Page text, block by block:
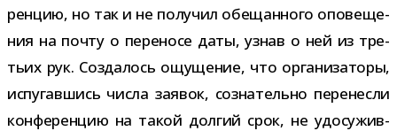
рен­цию, но так и не полу­чил обе­щан­ного опо­ве­ще­
ния на почту о пере­носе даты, узнав о ней из тре­
тьих рук. Создалось ощу­ще­ние, что орга­ни­за­торы,
испу­гав­шись числа заявок, созна­тельно пере­несли
кон­фе­рен­цию на такой дол­гий срок, не удо­су­жив­